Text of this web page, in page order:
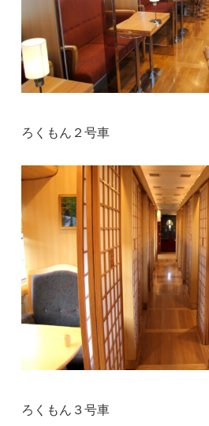
ろくもん２号車
ろくもん３号車